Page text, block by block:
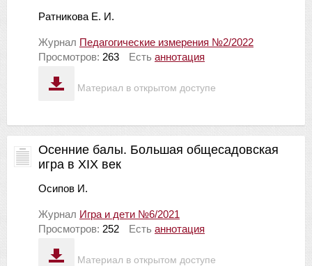
Материал в открытом доступе
Ратникова Е. И.
Журнал Педагогические измерения №2/2022
Просмотров: 263 Есть аннотация
Материал в открытом доступе
Осенние балы. Большая общесадовская
игра в XIX век
Осипов И.
Журнал Игра и дети №6/2021
Просмотров: 252 Есть аннотация